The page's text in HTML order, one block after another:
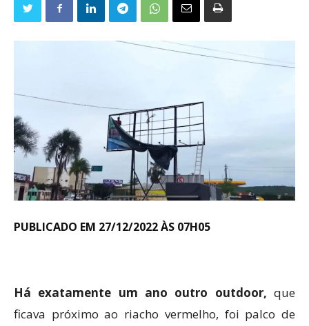
PUBLICADO EM 27/12/2022 ÀS 07H05
Há exatamente um ano outro outdoor, que
ficava próximo ao riacho vermelho, foi palco de